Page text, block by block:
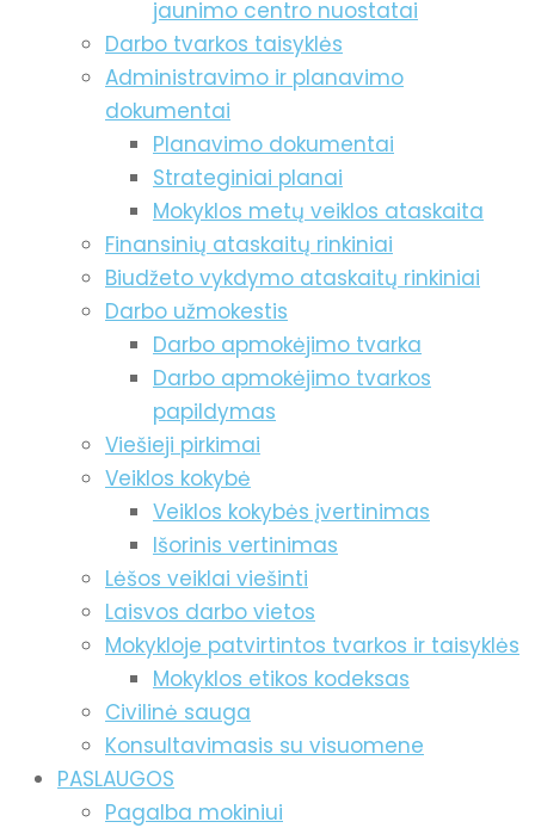
jaunimo centro nuostatai
Darbo tvarkos taisyklės
Administravimo ir planavimo
dokumentai
Planavimo dokumentai
Strateginiai planai
Mokyklos metų veiklos ataskaita
Finansinių ataskaitų rinkiniai
Biudžeto vykdymo ataskaitų rinkiniai
Darbo užmokestis
Darbo apmokėjimo tvarka
Darbo apmokėjimo tvarkos
papildymas
Viešieji pirkimai
Veiklos kokybė
Veiklos kokybės įvertinimas
Išorinis vertinimas
Lėšos veiklai viešinti
Laisvos darbo vietos
Mokykloje patvirtintos tvarkos ir taisyklės
Mokyklos etikos kodeksas
Civilinė sauga
Konsultavimasis su visuomene
PASLAUGOS
Pagalba mokiniui